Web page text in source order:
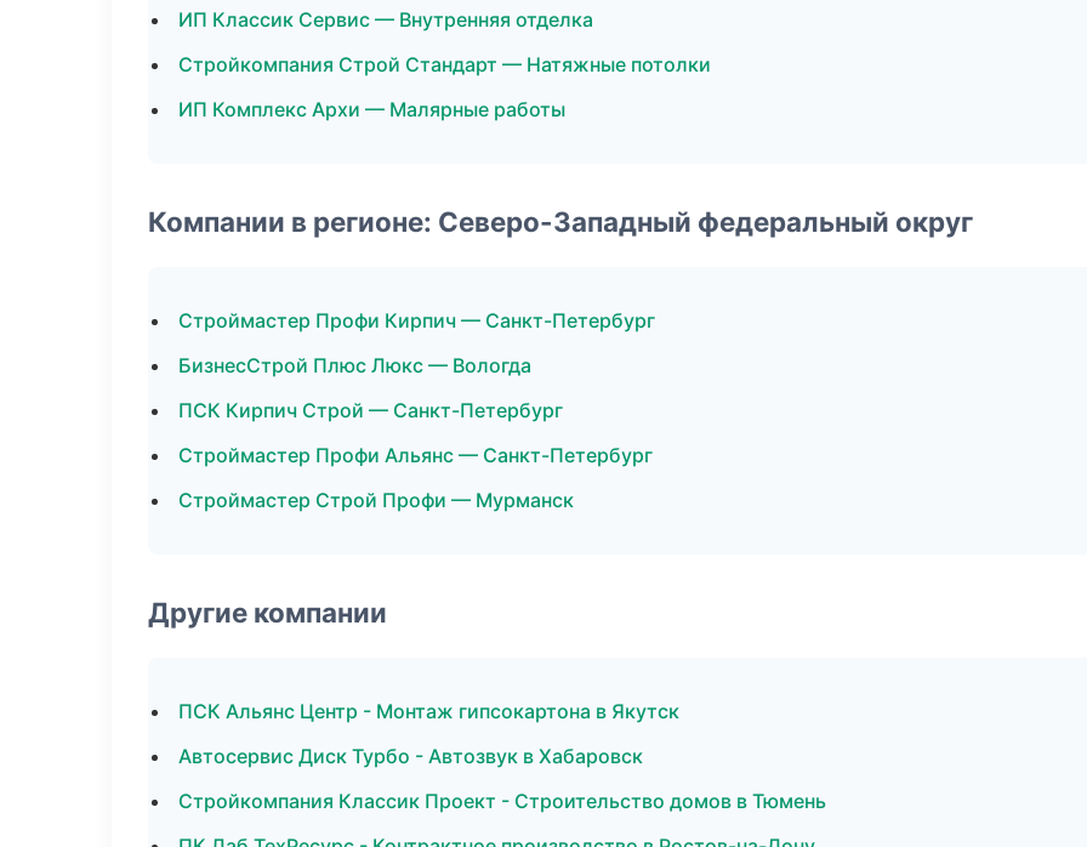
ИП Классик Сервис — Внутренняя отделка
Стройкомпания Строй Стандарт — Натяжные потолки
ИП Комплекс Архи — Малярные работы
Компании в регионе: Северо-Западный федеральный округ
Строймастер Профи Кирпич — Санкт-Петербург
БизнесСтрой Плюс Люкс — Вологда
ПСК Кирпич Строй — Санкт-Петербург
Строймастер Профи Альянс — Санкт-Петербург
Строймастер Строй Профи — Мурманск
Другие компании
ПСК Альянс Центр - Монтаж гипсокартона в Якутск
Автосервис Диск Турбо - Автозвук в Хабаровск
Стройкомпания Классик Проект - Строительство домов в Тюмень